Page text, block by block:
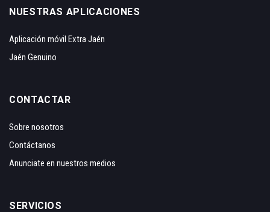
NUESTRAS APLICACIONES
Aplicación móvil Extra Jaén
Jaén Genuino
CONTACTAR
Sobre nosotros
Contáctanos
Anunciate en nuestros medios
SERVICIOS